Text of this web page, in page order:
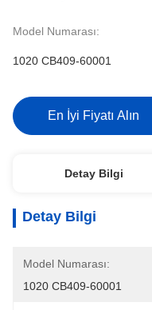
Model Numarası:
1020 CB409-60001
En İyi Fiyatı Alın
Detay Bilgi
Detay Bilgi
Model Numarası:
1020 CB409-60001